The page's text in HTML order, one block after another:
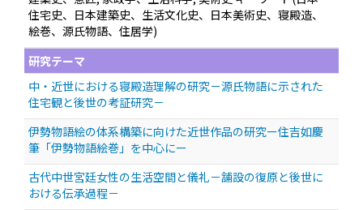
住宅史、日本建築史、生活文化史、日本美術史、寝殿造、
絵巻、源氏物語、住居学)
研究テーマ
中・近世における寝殿造理解の研究－源氏物語に示された
住宅観と後世の考証研究－
伊勢物語絵の体系構築に向けた近世作品の研究ー住吉如慶
筆「伊勢物語絵巻」を中心にー
古代中世宮廷女性の生活空間と儀礼－舗設の復原と後世に
おける伝承過程－